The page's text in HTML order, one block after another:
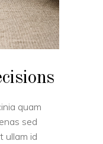
quam
sed
ullam id